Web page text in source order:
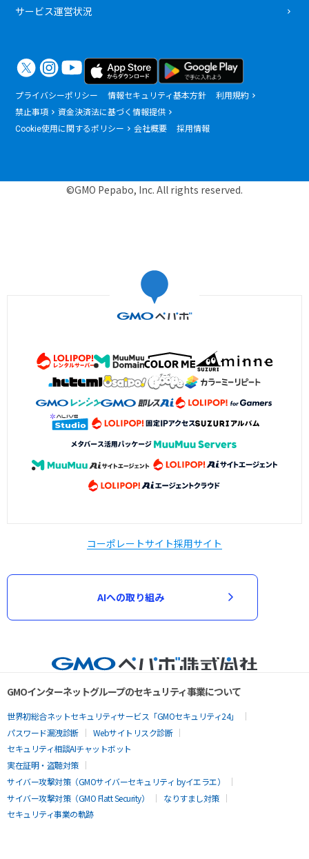
サービス運営状況
プライバシーポリシー 情報セキュリティ基本方針
利用規約
禁止事項
資金決済法に基づく情報提供
Cookie使用に関するポリシー
会社概要 採用情報
©GMO Pepabo, Inc. All rights reserved.
コーポレートサイト採用サイト
AIへの取り組み
GMOインターネットグループのセキュリティ事業について
世界初総合ネットセキュリティサービス「GMOセキュリティ24」
パスワード漏洩診断
Webサイトリスク診断
セキュリティ相談AIチャットボット
実在証明・盗聴対策
サイバー攻撃対策（GMOサイバーセキュリティ byイエラエ）
サイバー攻撃対策（GMO Flatt Security）
なりすまし対策
セキュリティ事業の軌跡